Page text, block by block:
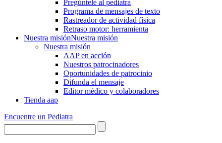
Pregúntele al pediatra
Programa de mensajes de texto
Rastre​​ador de activida​d física
Retraso motor: herramienta
Nuestra misiónNuestra misión
Nuestra misión
AAP en acción
Nuestros patrocinadores
Oportunidades de patrocinio
Difunda el mensaje
Editor médico y colaboradores
Tienda aap
Encuentre un Pediatra